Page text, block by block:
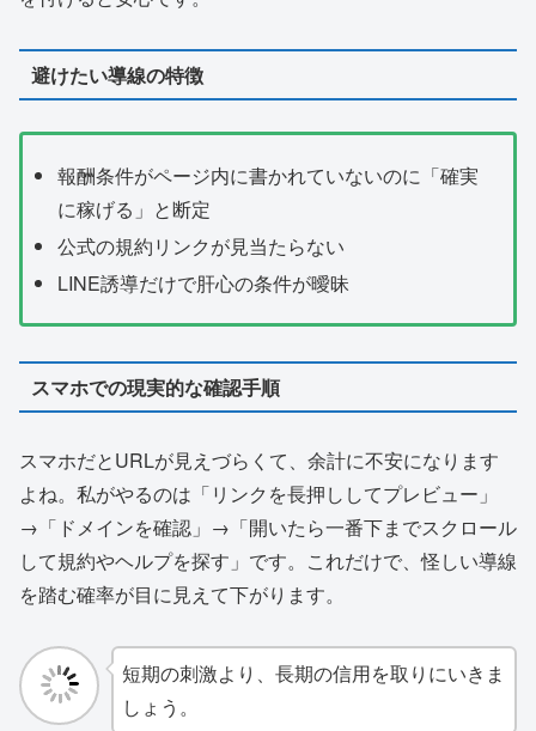
避けたい導線の特徴
報酬条件がページ内に書かれていないのに「確実
に稼げる」と断定
公式の規約リンクが見当たらない
LINE誘導だけで肝心の条件が曖昧
スマホでの現実的な確認手順
スマホだとURLが見えづらくて、余計に不安になります
よね。私がやるのは「リンクを長押ししてプレビュー」
→「ドメインを確認」→「開いたら一番下までスクロール
して規約やヘルプを探す」です。これだけで、怪しい導線
を踏む確率が目に見えて下がります。
短期の刺激より、長期の信用を取りにいきま
しょう。